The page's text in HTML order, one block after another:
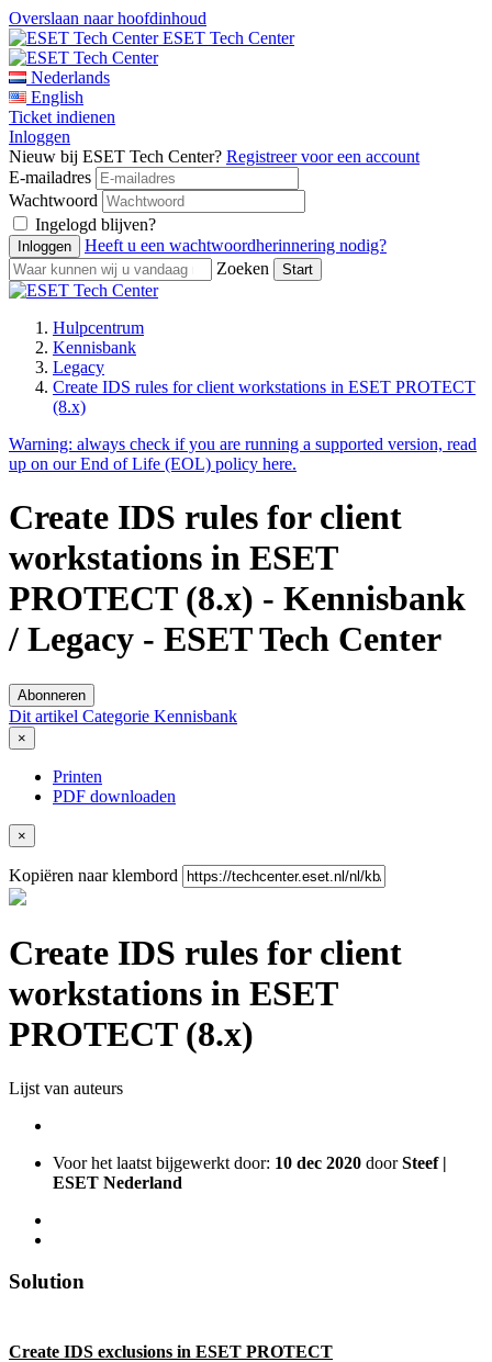
Overslaan naar hoofdinhoud
ESET Tech Center
Nederlands
English
Ticket indienen
Inloggen
Nieuw bij ESET Tech Center? Registreer voor een account
E-mailadres
Wachtwoord
Ingelogd blijven?
Heeft u een wachtwoordherinnering nodig?
Zoeken
Hulpcentrum
Kennisbank
Legacy
Create IDS rules for client workstations in ESET PROTECT
(8.x)
Warning: always check if you are running a supported version, read
up on our End of Life (EOL) policy here.
Create IDS rules for client
workstations in ESET
PROTECT (8.x) - Kennisbank
/ Legacy - ESET Tech Center
Abonneren
Dit artikel Categorie Kennisbank
×
Printen
PDF downloaden
×
Kopiëren naar klembord
Create IDS rules for client
workstations in ESET
PROTECT (8.x)
Lijst van auteurs
Voor het laatst bijgewerkt door: 10 dec 2020 doorSteef |
ESET Nederland
Solution
Create IDS exclusions in ESET PROTECT